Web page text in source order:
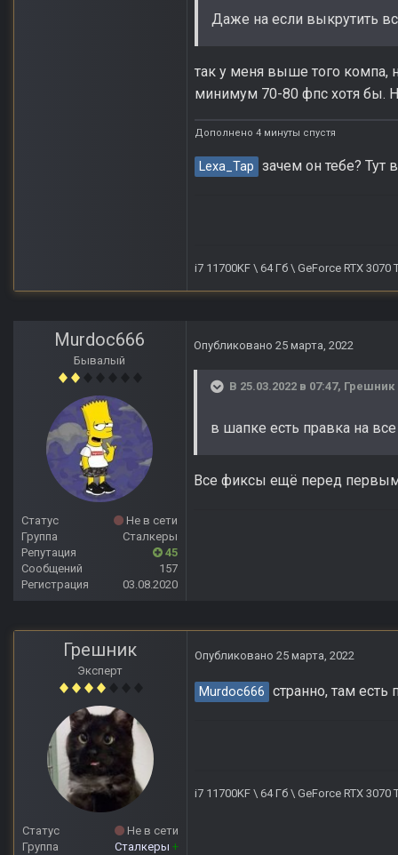
Даже на если выкрутить
так у меня выше того компа,
минимум 70-80 фпс хотя бы.
Дополнено 4 минуты спустя
Lexa_Tap зачем он тебе? Тут
i7 11700KF \ 64 Гб \ GeForce RTX
Murdoc666
Бывалый
Статус
Не в сети
Группа
Сталкеры
Репутация
45
Сообщений
157
Регистрация
03.08.2020
Опубликовано 25 марта, 2022
В 25.03.2022 в 07:47, Грешник
в шапке есть правка на все
Все фиксы ещё перед
Грешник
Эксперт
Статус
Не в сети
Группа
Сталкеры +
Опубликовано 25 марта, 2022
Murdoc666 странно, там
i7 11700KF \ 64 Гб \ GeForce RTX